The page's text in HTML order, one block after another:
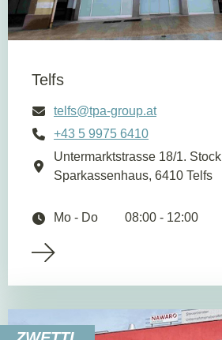
Telfs
telfs@tpa-group.at
+43 5 9975 6410
Untermarktstrasse 18/1. Stock
Sparkassenhaus, 6410 Telfs
Mo - Do 08:00 - 12:00